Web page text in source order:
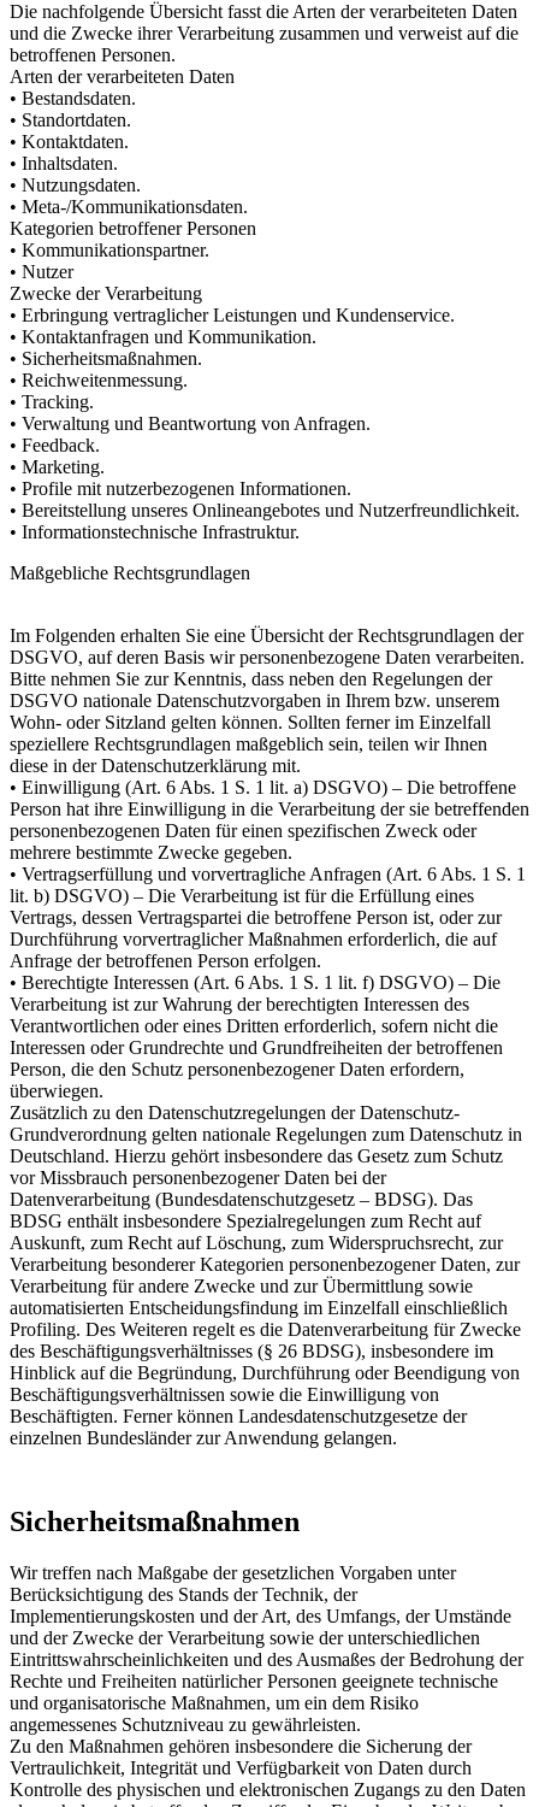
Die nachfolgende Übersicht fasst die Arten der verarbeiteten Daten
und die Zwecke ihrer Verarbeitung zusammen und verweist auf die
betroffenen Personen.
Arten der verarbeiteten Daten
• Bestandsdaten.
• Standortdaten.
• Kontaktdaten.
• Inhaltsdaten.
• Nutzungsdaten.
• Meta-/Kommunikationsdaten.
Kategorien betroffener Personen
• Kommunikationspartner.
• Nutzer
Zwecke der Verarbeitung
• Erbringung vertraglicher Leistungen und Kundenservice.
• Kontaktanfragen und Kommunikation.
• Sicherheitsmaßnahmen.
• Reichweitenmessung.
• Tracking.
• Verwaltung und Beantwortung von Anfragen.
• Feedback.
• Marketing.
• Profile mit nutzerbezogenen Informationen.
• Bereitstellung unseres Onlineangebotes und Nutzerfreundlichkeit.
• Informationstechnische Infrastruktur.
Maßgebliche Rechtsgrundlagen
Im Folgenden erhalten Sie eine Übersicht der Rechtsgrundlagen der
DSGVO, auf deren Basis wir personenbezogene Daten verarbeiten.
Bitte nehmen Sie zur Kenntnis, dass neben den Regelungen der
DSGVO nationale Datenschutzvorgaben in Ihrem bzw. unserem
Wohn- oder Sitzland gelten können. Sollten ferner im Einzelfall
speziellere Rechtsgrundlagen maßgeblich sein, teilen wir Ihnen
diese in der Datenschutzerklärung mit.
• Einwilligung (Art. 6 Abs. 1 S. 1 lit. a) DSGVO) – Die betroffene
Person hat ihre Einwilligung in die Verarbeitung der sie betreffenden
personenbezogenen Daten für einen spezifischen Zweck oder
mehrere bestimmte Zwecke gegeben.
• Vertragserfüllung und vorvertragliche Anfragen (Art. 6 Abs. 1 S. 1
lit. b) DSGVO) – Die Verarbeitung ist für die Erfüllung eines
Vertrags, dessen Vertragspartei die betroffene Person ist, oder zur
Durchführung vorvertraglicher Maßnahmen erforderlich, die auf
Anfrage der betroffenen Person erfolgen.
• Berechtigte Interessen (Art. 6 Abs. 1 S. 1 lit. f) DSGVO) – Die
Verarbeitung ist zur Wahrung der berechtigten Interessen des
Verantwortlichen oder eines Dritten erforderlich, sofern nicht die
Interessen oder Grundrechte und Grundfreiheiten der betroffenen
Person, die den Schutz personenbezogener Daten erfordern,
überwiegen.
Zusätzlich zu den Datenschutzregelungen der Datenschutz-
Grundverordnung gelten nationale Regelungen zum Datenschutz in
Deutschland. Hierzu gehört insbesondere das Gesetz zum Schutz
vor Missbrauch personenbezogener Daten bei der
Datenverarbeitung (Bundesdatenschutzgesetz – BDSG). Das
BDSG enthält insbesondere Spezialregelungen zum Recht auf
Auskunft, zum Recht auf Löschung, zum Widerspruchsrecht, zur
Verarbeitung besonderer Kategorien personenbezogener Daten, zur
Verarbeitung für andere Zwecke und zur Übermittlung sowie
automatisierten Entscheidungsfindung im Einzelfall einschließlich
Profiling. Des Weiteren regelt es die Datenverarbeitung für Zwecke
des Beschäftigungsverhältnisses (§ 26 BDSG), insbesondere im
Hinblick auf die Begründung, Durchführung oder Beendigung von
Beschäftigungsverhältnissen sowie die Einwilligung von
Beschäftigten. Ferner können Landesdatenschutzgesetze der
einzelnen Bundesländer zur Anwendung gelangen.
Sicherheitsmaßnahmen
Wir treffen nach Maßgabe der gesetzlichen Vorgaben unter
Berücksichtigung des Stands der Technik, der
Implementierungskosten und der Art, des Umfangs, der Umstände
und der Zwecke der Verarbeitung sowie der unterschiedlichen
Eintrittswahrscheinlichkeiten und des Ausmaßes der Bedrohung der
Rechte und Freiheiten natürlicher Personen geeignete technische
und organisatorische Maßnahmen, um ein dem Risiko
angemessenes Schutzniveau zu gewährleisten.
Zu den Maßnahmen gehören insbesondere die Sicherung der
Vertraulichkeit, Integrität und Verfügbarkeit von Daten durch
Kontrolle des physischen und elektronischen Zugangs zu den Daten